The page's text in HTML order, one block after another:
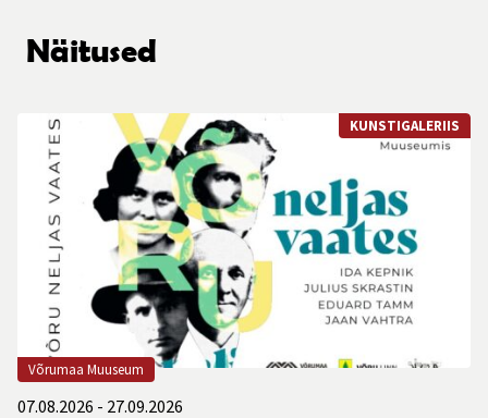
Näitused
KUNSTIGALERIIS
Võrumaa Muuseum
07.08.2026 - 27.09.2026